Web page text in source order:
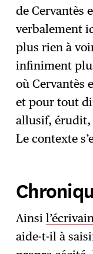
de Cervantès
verbalement
plus rien à
infiniment
où Cervantès
et pour tout
allusif, érudit,
Le contexte
Ainsi
aide-t-il à